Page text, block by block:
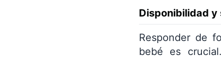
Disponibilidad
Responder de
bebé es